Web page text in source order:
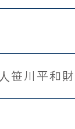
笹川平和